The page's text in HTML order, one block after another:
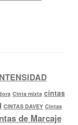
Cinta mixta cintas
CINTAS DAVEY Cintas
de Marcaje